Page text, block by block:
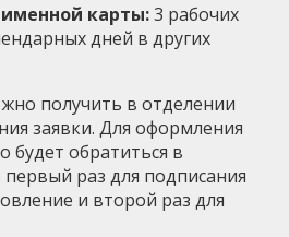
карты:3 рабочих
дней в других
получить в отделении
заявки. Для оформления
обратиться в
раз для подписания
и второй раз для